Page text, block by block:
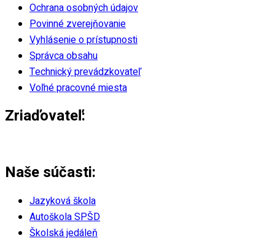
tím
Ochrana osobných údajov
Povinné zverejňovanie
Vyhlásenie o prístupnosti
Správca obsahu
Technický prevádzkovateľ
Voľné pracovné miesta
Zriaďovateľ:
Naše súčasti:
Jazyková škola
Autoškola SPŠD
Školská jedáleň